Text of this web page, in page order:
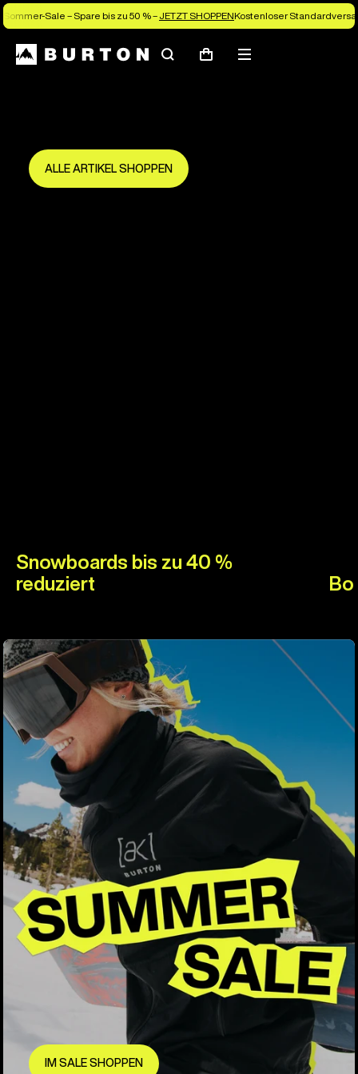
Sommer-Sale – Spare bis zu 50 % – JETZT SHOPPENKostenloser
SuchenWarenkorb
Menü
Spare bis zu 50 %
ALLE ARTIKEL SHOPPEN
Snowboards bis zu 40 %
reduziert
IM SALE SHOPPEN